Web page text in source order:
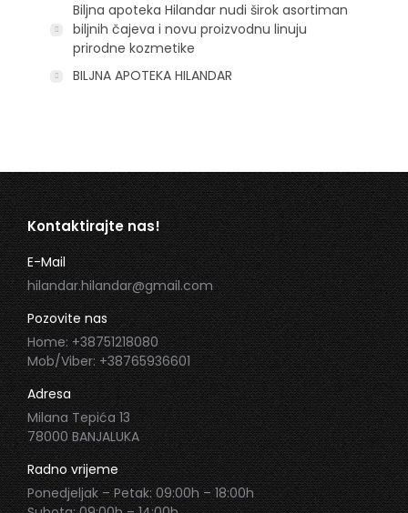
Biljna apoteka Hilandar nudi širok asortiman
biljnih čajeva i novu proizvodnu linuju
prirodne kozmetike
BILJNA APOTEKA HILANDAR
Kontaktirajte nas!
E-Mail
hilandar.hilandar@gmail.com
Pozovite nas
Home: +38751218080
Mob/Viber: +38765936601
Adresa
Milana Tepića 13
78000 BANJALUKA
Radno vrijeme
Ponedjeljak – Petak: 09:00h – 18:00h